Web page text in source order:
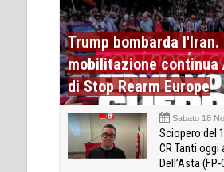
Trump bombarda l'Iran.
mobilitazione continua
di Stop Rearm Europe
Sabato 18
Sciopero del
CR Tanti oggi
Dell’Asta (FP-